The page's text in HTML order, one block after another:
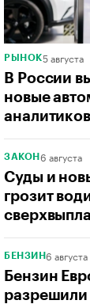
РЫНОК5 августа
В России
новые
аналитиков
ЗАКОН 6 августа
Суды и
грозит
БЕНЗИН6 августа
Бензин
разрешили